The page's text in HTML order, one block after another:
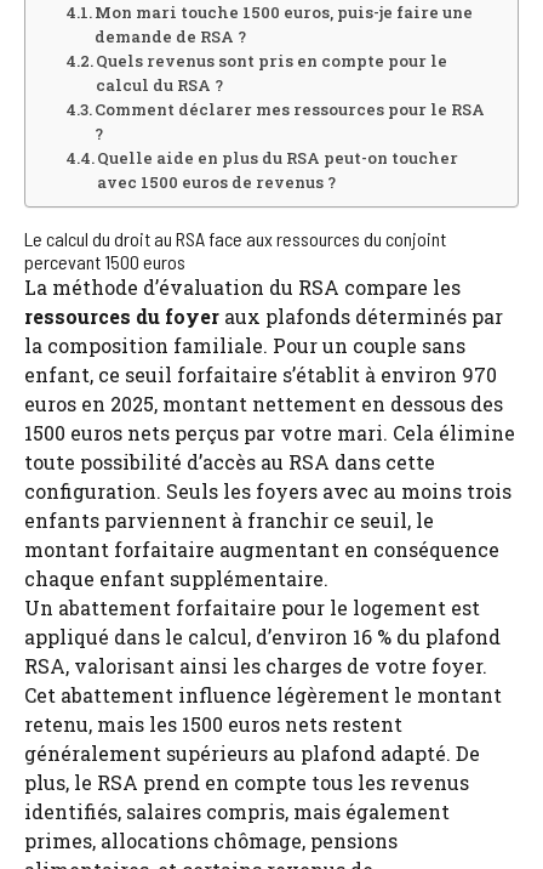
Mon mari touche 1500 euros, puis-je faire une
demande de RSA ?
Quels revenus sont pris en compte pour le
calcul du RSA ?
Comment déclarer mes ressources pour le RSA
?
Quelle aide en plus du RSA peut-on toucher
avec 1500 euros de revenus ?
Le calcul du droit au RSA face aux ressources du conjoint
percevant 1500 euros
La méthode d’évaluation du RSA compare les
ressources du foyer aux plafonds déterminés par
la composition familiale. Pour un couple sans
enfant, ce seuil forfaitaire s’établit à environ 970
euros en 2025, montant nettement en dessous des
1500 euros nets perçus par votre mari. Cela élimine
toute possibilité d’accès au RSA dans cette
configuration. Seuls les foyers avec au moins trois
enfants parviennent à franchir ce seuil, le
montant forfaitaire augmentant en conséquence
chaque enfant supplémentaire.
Un abattement forfaitaire pour le logement est
appliqué dans le calcul, d’environ 16 % du plafond
RSA, valorisant ainsi les charges de votre foyer.
Cet abattement influence légèrement le montant
retenu, mais les 1500 euros nets restent
généralement supérieurs au plafond adapté. De
plus, le RSA prend en compte tous les revenus
identifiés, salaires compris, mais également
primes, allocations chômage, pensions